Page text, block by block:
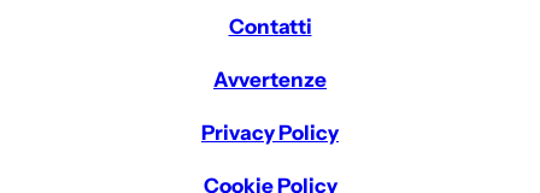
Contatti
Avvertenze
Privacy Policy
Cookie Policy